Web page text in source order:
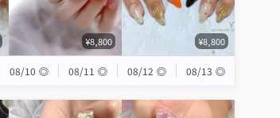
¥8,800 ¥8,800
08/10 ◎ 08/11 ◎ 08/12 ◎ 08/13 ◎